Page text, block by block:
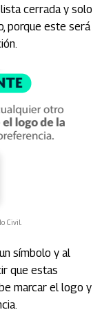
cerrada y solo
porque este será
Civil.
símbolo y al
que estas
marcar el logo y